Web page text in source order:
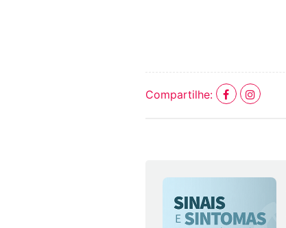
Compartilhe: